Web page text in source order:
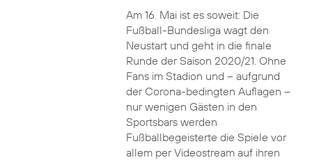
Am 16. Mai ist es soweit: Die
Fußball-Bundesliga wagt den
Neustart und geht in die finale
Runde der Saison 2020/21. Ohne
Fans im Stadion und – aufgrund
der Corona-bedingten Auflagen –
nur wenigen Gästen in den
Sportsbars werden
Fußballbegeisterte die Spiele vor
allem per Videostream auf ihren